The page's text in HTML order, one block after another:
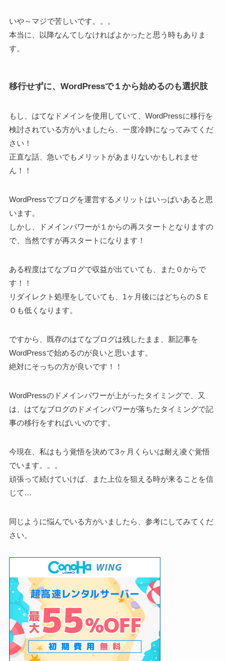
いや～マジで苦しいです。。。
本当に、以降なんてしなければよかったと思う時もありま
す。
移行せずに、WordPressで１から始めるのも選択肢
もし、はてなドメインを使用していて、WordPressに移行を
検討されている方がいましたら、一度冷静になってみてくだ
さい！
正直な話、急いでもメリットがあまりないかもしれませ
ん！！
WordPressでブログを運営するメリットはいっぱいあると思
います。
しかし、ドメインパワーが１からの再スタートとなりますの
で、当然ですが再スタートになります！
ある程度はてなブログで収益が出ていても、また０からで
す！！
リダイレクト処理をしていても、1ヶ月後にはどちらのＳＥ
Ｏも低くなります。
ですから、既存のはてなブログは残したまま、新記事を
WordPressで始めるのが良いと思います。
絶対にそっちの方が良いです！！
WordPressのドメインパワーが上がったタイミングで、又
は、はてなブログのドメインパワーが落ちたタイミングで記
事の移行をすればいいのです。
今現在、私はもう覚悟を決めて3ヶ月くらいは耐え凌ぐ覚悟
でいます。。。
頑張って続けていけば、また上位を狙える時が来ることを信
じて…
同じように悩んでいる方がいましたら、参考にしてみてくだ
さい。